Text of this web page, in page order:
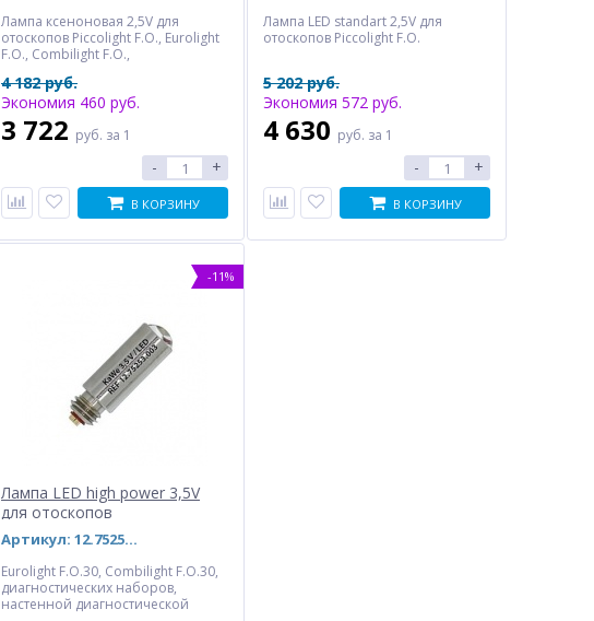
Лампа ксеноновая 2,5V для
отоскопов Piccolight F.O., Eurolight
F.O., Combilight F.O.,
4 182 руб.
Экономия 460 руб.
3 722 руб. за 1
- +
В КОРЗИНУ
Лампа LED standart 2,5V для
отоскопов Piccolight F.O.
5 202 руб.
Экономия 572 руб.
4 630 руб. за 1
- +
В КОРЗИНУ
-11%
Лампа LED high power 3,5V
для отоскопов
Артикул: 12.75253.003
Eurolight F.O.30, Combilight F.O.30,
диагностических наборов,
настенной диагностической